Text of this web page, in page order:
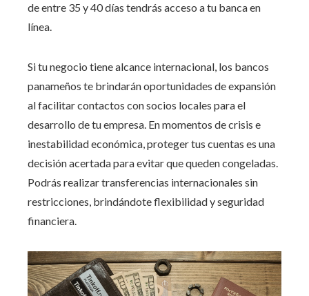
de entre 35 y 40 días tendrás acceso a tu banca en
línea.
Si tu negocio tiene alcance internacional, los bancos
panameños te brindarán oportunidades de expansión
al facilitar contactos con socios locales para el
desarrollo de tu empresa. En momentos de crisis e
inestabilidad económica, proteger tus cuentas es una
decisión acertada para evitar que queden congeladas.
Podrás realizar transferencias internacionales sin
restricciones, brindándote flexibilidad y seguridad
financiera.